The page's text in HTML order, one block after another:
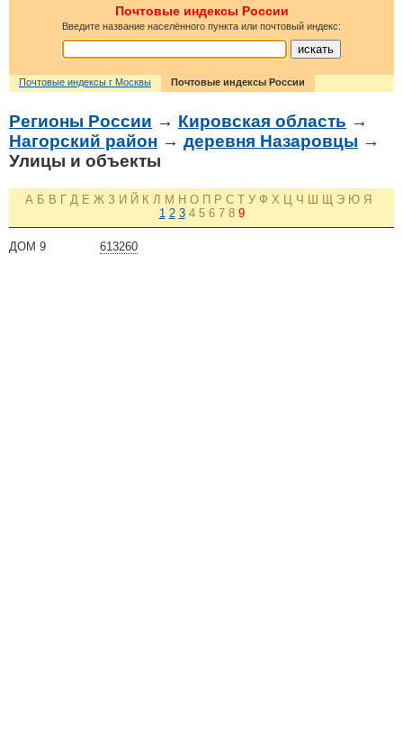
Почтовые индексы России
Введите название населённого пункта или почтовый индекс:
Почтовые индексы г Москвы Почтовые индексы России
Регионы России → Кировская область →
Нагорский район → деревня Назаровцы →
Улицы и объекты
А Б В Г Д Е Ж З И Й К Л М Н О П Р С Т У Ф Х Ц Ч Ш Щ Э Ю Я
1 2 3 4 5 6 7 8 9
613260
ДОМ 9